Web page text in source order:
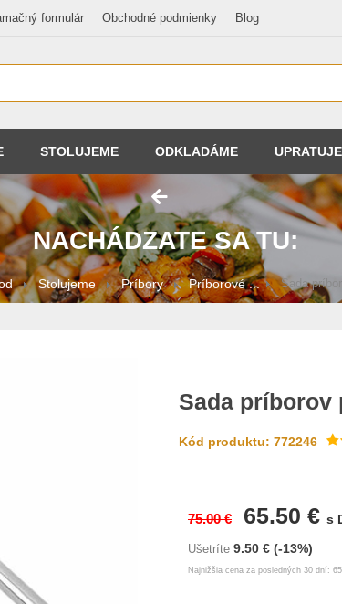
formulár Obchodné podmienky Blog
STOLUJEME ODKLADÁME
NACHÁDZATE SA TU:
Stolujeme Príbory Príborové ... Sada
Sada príborov
Kód produktu: 772246
75.00 € 65.50 € s
Ušetríte 9.50 € (-13%)
Najnižšia cena za posledných 30 dní: